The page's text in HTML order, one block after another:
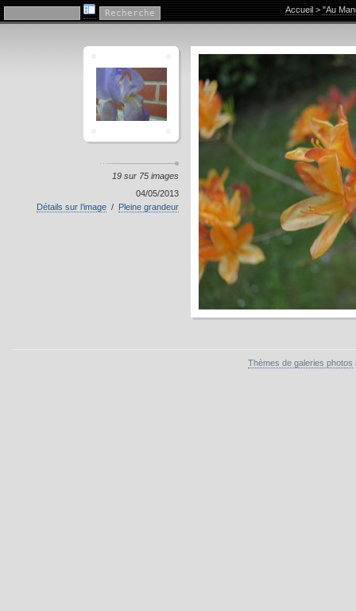
"Au Manoir"
19 sur 75 images
04/05/2013
Détails sur l’image / Pleine grandeur
Accueil > "Au
Thèmes de galeries photos